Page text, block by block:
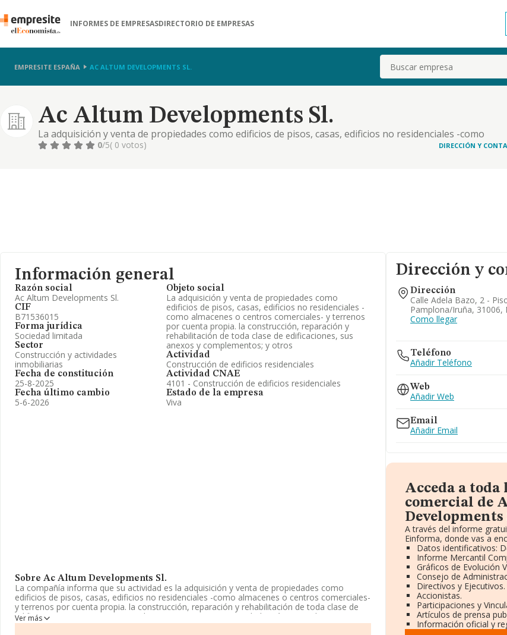
INFORMES DE EMPRESASDIRECTORIO DE EMPRESAS
EMPRESITE ESPAÑA AC ALTUM DEVELOPMENTS SL. Buscar
Ac Altum Developments Sl.
La adquisición y venta de propiedades como edificios de pisos, casas, edificios no residenciales -como
almacenes o centros comerciales- y terrenos por cuenta propia. la construcción, reparación y
0/5( 0 votos) DIRECCIÓN Y
Información general
Razón social
Ac Altum Developments Sl.
CIF
B71536015
Forma jurídica
Sociedad limitada
Sector
Construcción y actividades
inmobiliarias
Fecha de constitución
25-8-2025
Fecha último cambio
5-6-2026
Objeto social
La adquisición y venta de propiedades como
edificios de pisos, casas, edificios no residenciales -
como almacenes o centros comerciales- y terrenos
por cuenta propia. la construcción, reparación y
rehabilitación de toda clase de edificaciones, sus
anexos y complementos; y otros
Actividad
Construcción de edificios residenciales
Actividad CNAE
4101 - Construcción de edificios residenciales
Estado de la empresa
Viva
Sobre Ac Altum Developments Sl.
La compañía informa que su actividad es la adquisición y venta de propiedades como
edificios de pisos, casas, edificios no residenciales -como almacenes o centros comerciales-
y terrenos por cuenta propia. la construcción, reparación y rehabilitación de toda clase de
edificaciones, sus anexos y complementos; y otros. La sociedad está registrada como
Sociedad Limitada. Su actividad CNAE es '%cnae%' con código 4101. La sociedad no tiene
Ver más
Dirección y
Dirección
Calle Adela Bazo, 2 -
Pamplona/iruña, 31006,
Como llegar
Teléfono
Añadir Teléfono
Web
Añadir Web
Email
Añadir Email
Acceda a
comercial de
Developments
A través del informe
Einforma, donde vas a
Datos identificativos:
Informe Mercantil
Gráficos de Evolución
Consejo de
Directivos y Ejecutivos.
Accionistas.
Participaciones y
Artículos de prensa
Información oficial y